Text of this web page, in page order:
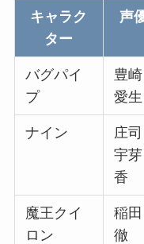
キャラク
ター
声
バグパイ
プ
豊崎
愛生
ナイン
庄司
宇芽
香
魔王クイ
ロン
稲田
徹